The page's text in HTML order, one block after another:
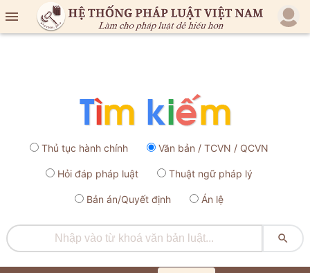

Thủ tục hành chính Văn bản / TCVN / QCVN
Hỏi đáp pháp luật Thuật ngữ pháp lý
Bản án/Quyết định Án lệ
